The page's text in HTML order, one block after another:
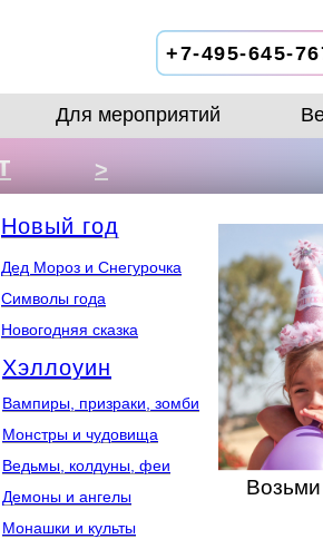
+7-495-645-
Для мероприятий
>
Хэллоуин
Вампиры, призраки, зомби
Монстры и чудовища
Ведьмы, колдуны, феи
Демоны и ангелы
Монашки и культы
Новый год
Дед Мороз и Снегурочка
Символы года
Новогодняя сказка